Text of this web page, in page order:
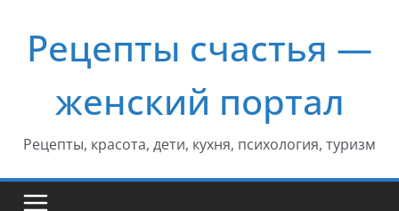
содержимому
Рецепты счастья —
женский портал
Рецепты, красота, дети, кухня, психология, туризм